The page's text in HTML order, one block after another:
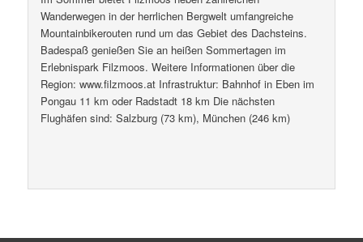
Wanderwegen in der herrlichen Bergwelt umfangreiche
Mountainbikerouten rund um das Gebiet des Dachsteins.
Badespaß genießen Sie an heißen Sommertagen im
Erlebnispark Filzmoos. Weitere Informationen über die
Region: www.filzmoos.at Infrastruktur: Bahnhof in Eben im
Pongau 11 km oder Radstadt 18 km Die nächsten
Flughäfen sind: Salzburg (73 km), München (246 km)